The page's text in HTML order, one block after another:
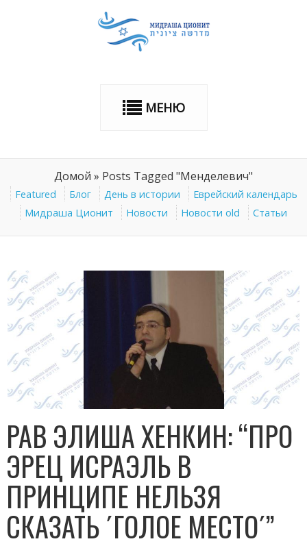
МЕНЮ
Домой » Posts Tagged "Менделевич"
Featured Блог День в истории
Еврейский календарь
Мидраша Ционит
Новости Новости old Статьи
РАВ ЭЛИША ХЕНКИН: “ПРО
ЭРЕЦ ИСРАЭЛЬ В
ПРИНЦИПЕ НЕЛЬЗЯ
СКАЗАТЬ ´ГОЛОЕ МЕСТО´”